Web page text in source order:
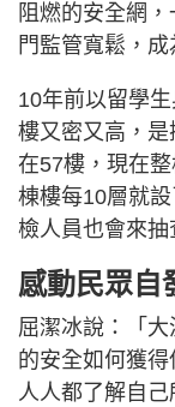
阻燃的安全網
門監管寬鬆，成
10年前以留學
樓又密又高，
在57樓，現在
棟樓每10層就
檢人員也會來抽
感動民眾自
屈潔冰說：「
的安全如何獲
人人都了解自